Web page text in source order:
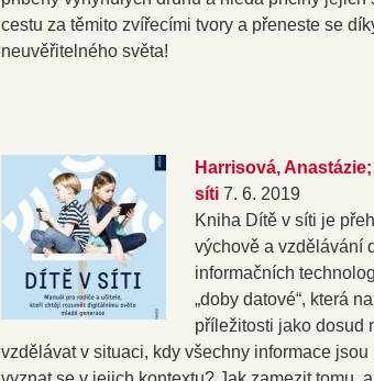
cestu za těmito zvířecími tvory a přeneste se
neuvěřitelného světa!
Harrisová,
síti 7. 6. 2019
Kniha Dítě v síti je
výchově a vzdělávání
informačních
„doby datové“, která
příležitosti jako dosud
vzdělávat v situaci, kdy všechny informace